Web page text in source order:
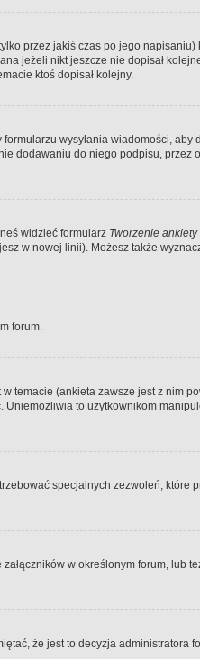
przez jakiś czas po jego napisaniu)
jeżeli nikt jeszcze nie dopisał
ktoś dopisał kolejny.
formularzu wysyłania wiadomości,
dodawaniu do niego podpisu, przez
widzieć formularz Tworzenie ankiety
w nowej linii). Możesz także
forum.
temacie (ankieta zawsze jest z nim
to użytkownikom
specjalnych zezwoleń, które
w określonym forum, lub
że jest to decyzja administratora